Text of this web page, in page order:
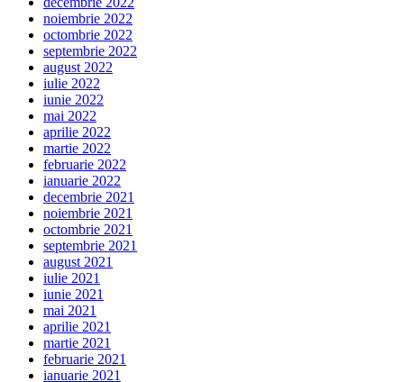
noiembrie 2022
octombrie 2022
septembrie 2022
august 2022
iulie 2022
iunie 2022
mai 2022
aprilie 2022
martie 2022
februarie 2022
ianuarie 2022
decembrie 2021
noiembrie 2021
octombrie 2021
septembrie 2021
august 2021
iulie 2021
iunie 2021
mai 2021
aprilie 2021
martie 2021
februarie 2021
ianuarie 2021